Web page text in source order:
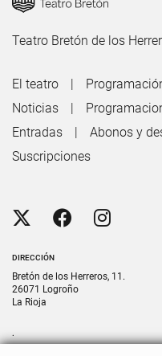
Teatro Bretón de los
DIRECCIÓN
Bretón de los Herreros, 11.
26071 Logroño
La Rioja
.
El teatro
Noticias
Entradas
Abonos y
Suscripciones